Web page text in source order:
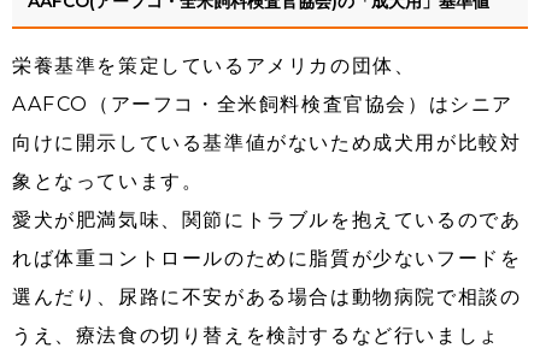
栄養基準を策定しているアメリカの団体、
AAFCO（アーフコ・全米飼料検査官協会）はシニア
向けに開示している基準値がないため成犬用が比較対
象となっています。
愛犬が肥満気味、関節にトラブルを抱えているのであ
れば体重コントロールのために脂質が少ないフードを
選んだり、尿路に不安がある場合は動物病院で相談の
うえ、療法食の切り替えを検討するなど行いましょ